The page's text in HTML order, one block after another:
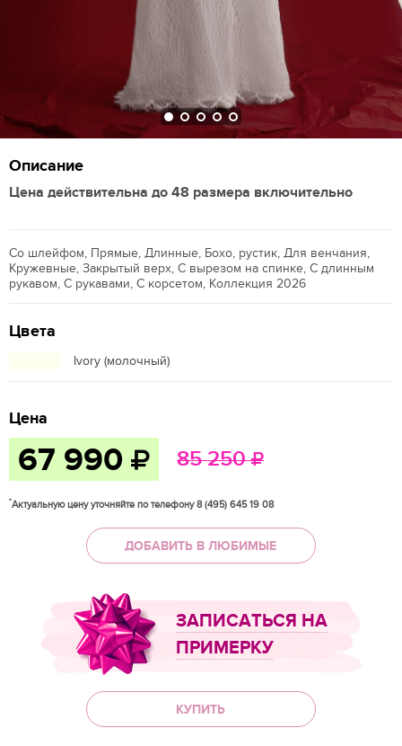
Описание
Цена действительна до 48 размера включительно
Со шлейфом, Прямые, Длинные, Бохо, рустик, Для венчания,
Кружевные, Закрытый верх, С вырезом на спинке, С длинным
рукавом, С рукавами, С корсетом, Коллекция 2026
Цвета
Ivory (молочный)
Цена
67 990 85 250
*Актуальную цену уточняйте по телефону 8 (495) 645 19 08
ДОБАВИТЬ В ЛЮБИМЫЕ
ЗАПИСАТЬСЯ НА
ПРИМЕРКУ
КУПИТЬ